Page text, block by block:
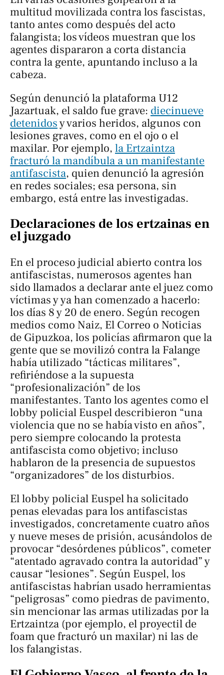
multitud movilizada contra los fascistas,
tanto antes como después del acto
falangista; los vídeos muestran que los
agentes dispararon a corta distancia
contra la gente, apuntando incluso a la
cabeza.
Según denunció la plataforma U12
Jazartuak, el saldo fue grave: diecinueve
detenidosy varios heridos, algunos con
lesiones graves, como en el ojo o el
maxilar. Por ejemplo, la Ertzaintza
fracturó la mandíbula a un manifestante
antifascista, quien denunció la agresión
en redes sociales; esa persona, sin
embargo, está entre las investigadas.
Declaraciones de los ertzainas en
el juzgado
En el proceso judicial abierto contra los
antifascistas, numerosos agentes han
sido llamados a declarar ante el juez como
víctimas y ya han comenzado a hacerlo:
los días 8 y 20 de enero. Según recogen
medios como Naiz, El Correo o Noticias
de Gipuzkoa, los policías afirmaron que la
gente que se movilizó contra la Falange
había utilizado “tácticas militares”,
refiriéndose a la supuesta
“profesionalización” de los
manifestantes. Tanto los agentes como el
lobby policial Euspel describieron “una
violencia que no se había visto en años”,
pero siempre colocando la protesta
antifascista como objetivo; incluso
hablaron de la presencia de supuestos
“organizadores” de los disturbios.
El lobby policial Euspel ha solicitado
penas elevadas para los antifascistas
investigados, concretamente cuatro años
y nueve meses de prisión, acusándolos de
provocar “desórdenes públicos”, cometer
“atentado agravado contra la autoridad” y
causar “lesiones”. Según Euspel, los
antifascistas habrían usado herramientas
“peligrosas” como piedras de pavimento,
sin mencionar las armas utilizadas por la
Ertzaintza (por ejemplo, el proyectil de
foam que fracturó un maxilar) ni las de
los falangistas.